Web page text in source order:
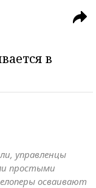
в
управленцы
простыми
осваивают